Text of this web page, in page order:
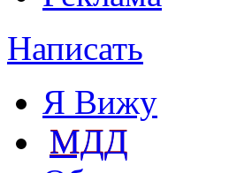
Написать
Я Вижу
МДД